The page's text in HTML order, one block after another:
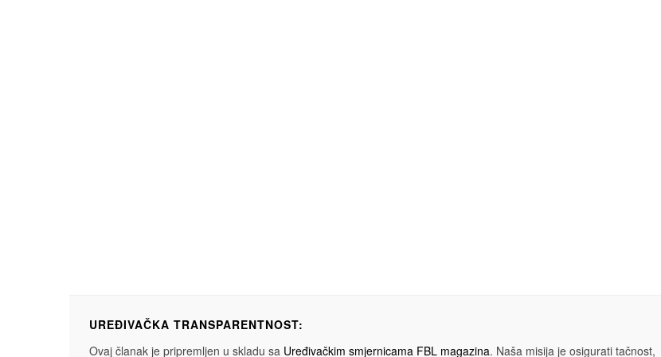
UREĐIVAČKA TRANSPARENTNOST:
Ovaj članak je pripremljen u skladu sa Uređivačkim smjernicama FBL magazina. Naša misija je osigurati tačnost,